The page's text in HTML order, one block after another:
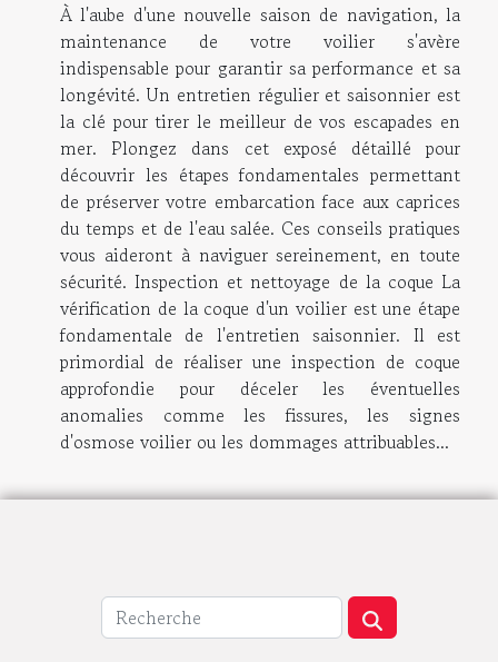
À l'aube d'une nouvelle saison de navigation, la
maintenance de votre voilier s'avère
indispensable pour garantir sa performance et sa
longévité. Un entretien régulier et saisonnier est
la clé pour tirer le meilleur de vos escapades en
mer. Plongez dans cet exposé détaillé pour
découvrir les étapes fondamentales permettant
de préserver votre embarcation face aux caprices
du temps et de l'eau salée. Ces conseils pratiques
vous aideront à naviguer sereinement, en toute
sécurité. Inspection et nettoyage de la coque La
vérification de la coque d'un voilier est une étape
fondamentale de l'entretien saisonnier. Il est
primordial de réaliser une inspection de coque
approfondie pour déceler les éventuelles
anomalies comme les fissures, les signes
d'osmose voilier ou les dommages attribuables...